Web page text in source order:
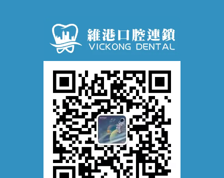
牙齦萎縮